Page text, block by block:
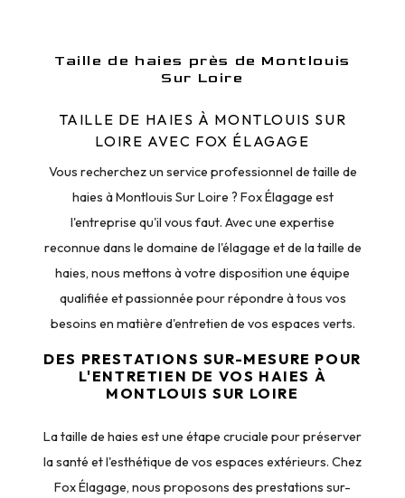
Taille de haies près de Montlouis
Sur Loire
TAILLE DE HAIES À MONTLOUIS SUR
LOIRE AVEC FOX ÉLAGAGE
Vous recherchez un service professionnel de taille de
haies à Montlouis Sur Loire ? Fox Élagage est
l'entreprise qu'il vous faut. Avec une expertise
reconnue dans le domaine de l'élagage et de la taille de
haies, nous mettons à votre disposition une équipe
qualifiée et passionnée pour répondre à tous vos
besoins en matière d'entretien de vos espaces verts.
DES PRESTATIONS SUR-MESURE POUR
L'ENTRETIEN DE VOS HAIES À
MONTLOUIS SUR LOIRE
La taille de haies est une étape cruciale pour préserver
la santé et l'esthétique de vos espaces extérieurs. Chez
Fox Élagage, nous proposons des prestations sur-